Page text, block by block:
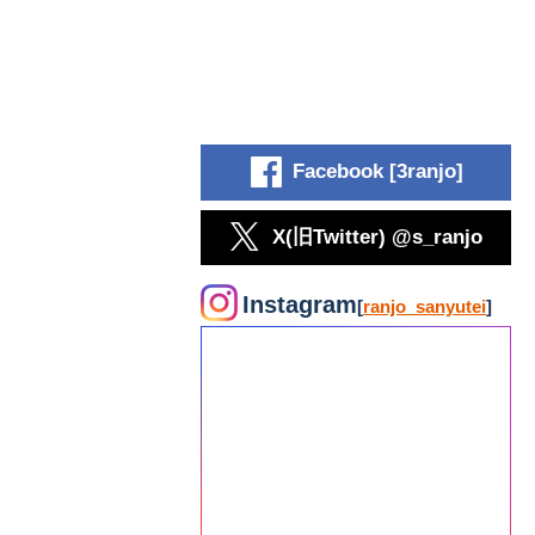
Facebook [3ranjo]
X(旧Twitter) @s_ranjo
Instagram[ranjo_sanyutei]